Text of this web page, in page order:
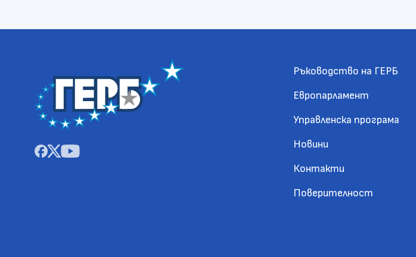
Ръководство на ГЕРБ
Европарламент
Управленска програма
Новини
Контакти
Поверителност